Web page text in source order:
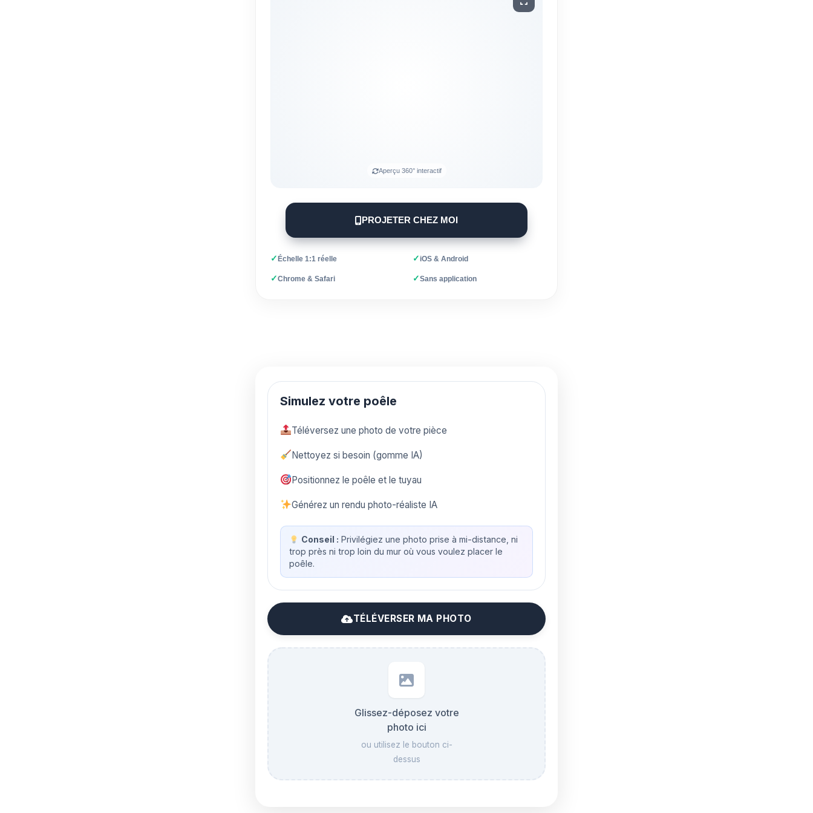
Aperçu 360° interactif
PROJETER CHEZ MOI
✓Échelle 1:1 réelle ✓iOS & Android
✓Chrome & Safari ✓Sans application
Simulez votre poêle
Téléversez une photo de votre pièce
Nettoyez si besoin (gomme IA)
Positionnez le poêle et le tuyau
Générez un rendu photo-réaliste IA
Conseil : Privilégiez une photo prise à mi-distance, ni
trop près ni trop loin du mur où vous voulez placer le
poêle.
TÉLÉVERSER MA PHOTO
Glissez-déposez votre
photo ici
ou utilisez le bouton ci-
dessus